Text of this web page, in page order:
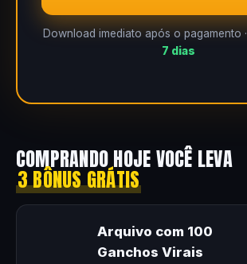
Download imediato após o pagamento ·
7 dias
COMPRANDO HOJE VOCÊ LEVA
3 BÔNUS GRÁTIS
Arquivo com 100
Ganchos Virais